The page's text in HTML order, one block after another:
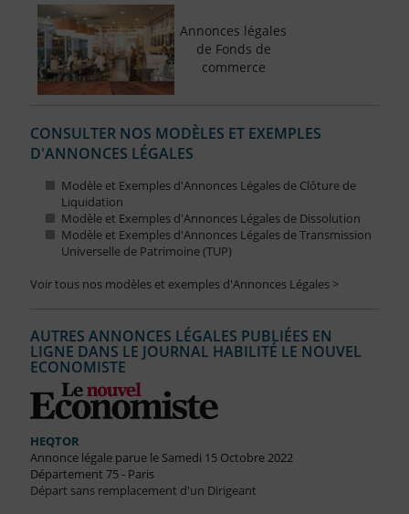
Annonces légales
de Fonds de
commerce
CONSULTER NOS MODÈLES ET EXEMPLES
D'ANNONCES LÉGALES
Modèle et Exemples d'Annonces Légales de Clôture de
Liquidation
Modèle et Exemples d'Annonces Légales de Dissolution
Modèle et Exemples d'Annonces Légales de Transmission
Universelle de Patrimoine (TUP)
Voir tous nos modèles et exemples d'Annonces Légales >
AUTRES ANNONCES LÉGALES PUBLIÉES EN
LIGNE DANS LE JOURNAL HABILITÉ LE NOUVEL
ECONOMISTE
HEQTOR
Annonce légale parue le Samedi 15 Octobre 2022
Département 75 - Paris
Départ sans remplacement d'un Dirigeant